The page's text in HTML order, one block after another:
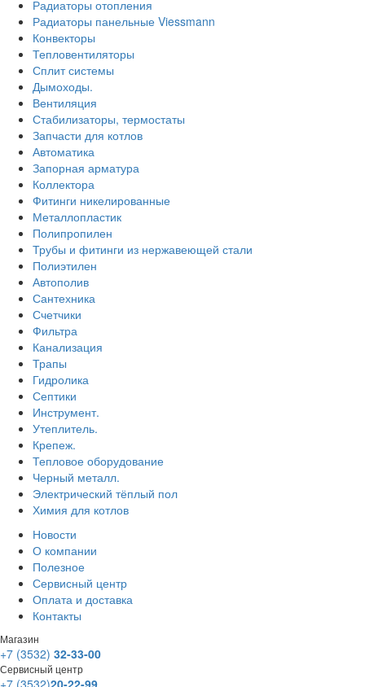
Радиаторы отопления
Радиаторы панельные Viessmann
Конвекторы
Тепловентиляторы
Сплит системы
Дымоходы.
Вентиляция
Стабилизаторы, термостаты
Запчасти для котлов
Автоматика
Запорная арматура
Коллектора
Фитинги никелированные
Металлопластик
Полипропилен
Трубы и фитинги из нержавеющей стали
Полиэтилен
Автополив
Сантехника
Счетчики
Фильтра
Канализация
Трапы
Гидролика
Септики
Инструмент.
Утеплитель.
Крепеж.
Тепловое оборудование
Черный металл.
Электрический тёплый пол
Химия для котлов
Новости
О компании
Полезное
Сервисный центр
Оплата и доставка
Контакты
Магазин
+7 (3532) 32-33-00
Сервисный центр
+7 (3532)20-22-99